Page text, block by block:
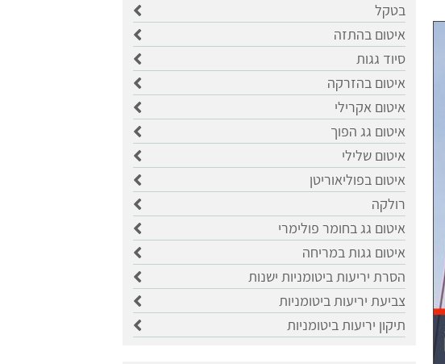
בטקל
איטום בהתזה
סיוד גגות
איטום בהזרקה
איטום אקרילי
איטום גג הפוך
איטום שלילי
איטום בפוליאוריטן
רולקה
איטום גג בחומר פולימרי
איטום גגות במריחה
הסרת יריעות ביטומניות ישנות
צביעת יריעות ביטומניות
תיקון יריעות ביטומניות